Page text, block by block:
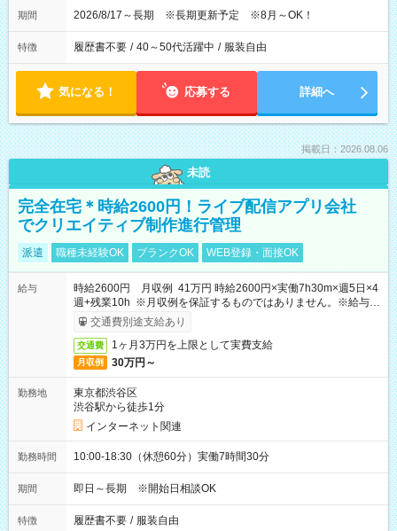
期間 2026/8/17～長期 ※長期更新予定 ※8月～OK！
特徴 履歴書不要 / 40～50代活躍中 / 服装自由
気になる！ 応募する 詳細へ
掲載日：2026.08.06
未読
完全在宅＊時給2600円！ライブ配信アプリ会社
でクリエイティブ制作進行管理
派遣 職種未経験OK ブランクOK WEB登録・面接OK
給与
時給2600円 月収例 41万円 時給2600円×実働7h30m×週5日×4
週+残業10h ※月収例を保証するものではありません。※給与即
受取りサービス利用可（利用条件有）
交通費別途支給あり
交通費 1ヶ月3万円を上限として実費支給
月収例 30万円～
勤務地
東京都渋谷区
渋谷駅から徒歩1分
インターネット関連
勤務時間 10:00-18:30（休憩60分）実働7時間30分
期間 即日～長期 ※開始日相談OK
特徴 履歴書不要 / 服装自由